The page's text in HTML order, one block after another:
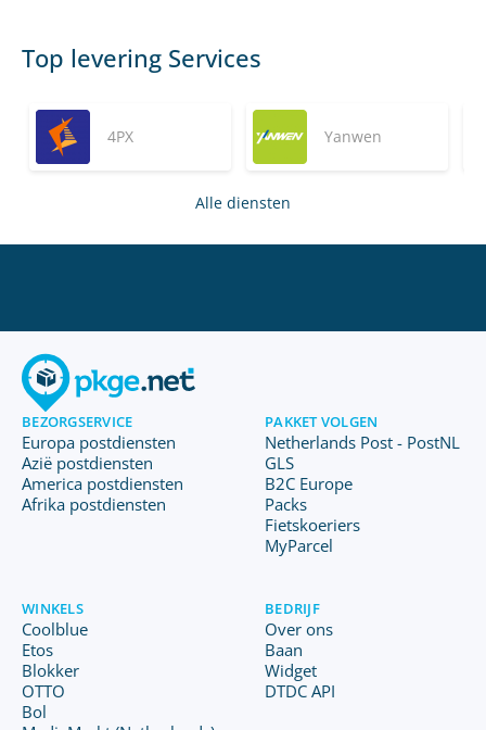
Top levering Services
4PX Yanwen
Alle diensten
BEZORGSERVICE
Europa postdiensten
Azië postdiensten
America postdiensten
Afrika postdiensten
PAKKET VOLGEN
Netherlands Post - PostNL
GLS
B2C Europe
Packs
Fietskoeriers
MyParcel
WINKELS
Coolblue
Etos
Blokker
OTTO
Bol
BEDRIJF
Over ons
Baan
Widget
DTDC API